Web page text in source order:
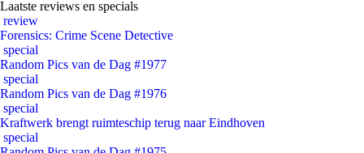
Laatste reviews en specials
review
Forensics: Crime Scene Detective
special
Random Pics van de Dag #1977
special
Random Pics van de Dag #1976
special
Kraftwerk brengt ruimteschip terug naar Eindhoven
special